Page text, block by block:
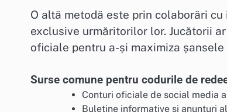
O altă metodă este prin colaborări
exclusive urmăritorilor lor. Jucătorii
oficiale pentru a-și maximiza
Surse comune pentru codurile de
Conturi oficiale de social media
Buletine informative și anunțuri